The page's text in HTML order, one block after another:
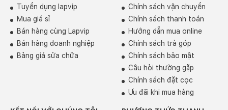
Tuyển dụng lapvip
Mua giá sỉ
Bán hàng cùng Lapvip
Bán hàng doanh nghiệp
Bảng giá sửa chữa
Chính sách vận chuyển
Chính sách thanh toán
Hướng dẫn mua online
Chính sách trả góp
Chính sách bảo mật
Câu hỏi thường gặp
Chính sách đặt cọc
Ưu đãi khi mua hàng